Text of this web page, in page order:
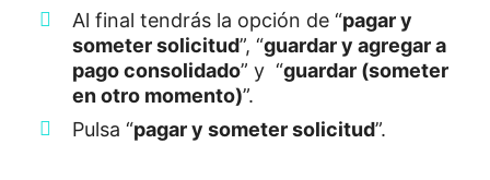
Al final tendrás la opción de “pagar y
someter solicitud”, “guardar y agregar a
pagoconsolidado” y “guardar (someter
en otro momento)”.
Pulsa “pagar y someter solicitud”.